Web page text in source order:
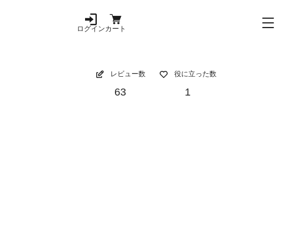
ログインカート
レビュー数
63
役に立った数
1